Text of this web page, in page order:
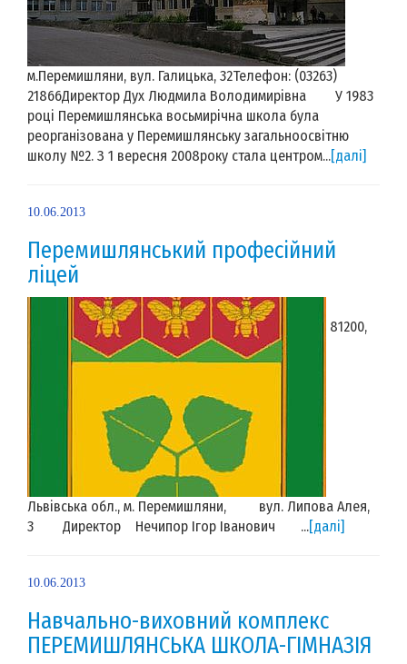
м.Перемишляни, вул. Галицька, 32Телефон: (03263)
21866Директор Дух Людмила Володимирівна У 1983
році Перемишлянська восьмирічна школа була
реорганізована у Перемишлянську загальноосвітню
школу №2. З 1 вересня 2008року стала центром...[далі]
10.06.2013
Перемишлянський професійний
ліцей
81200,
Львівська обл., м. Перемишляни, вул. Липова Алея,
3 Директор Нечипор Ігор Іванович ...[далі]
10.06.2013
Навчально-виховний комплекс
ПЕРЕМИШЛЯНСЬКА ШКОЛА-ГІМНАЗІЯ